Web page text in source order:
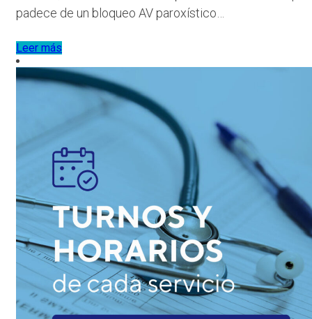
padece de un bloqueo AV paroxístico…
Leer más